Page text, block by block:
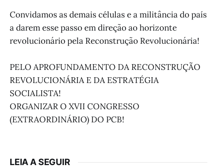
Convidamos as demais células e a militância do país
a darem esse passo em direção ao horizonte
revolucionário pela Reconstrução Revolucionária!
PELO APROFUNDAMENTO DA RECONSTRUÇÃO
REVOLUCIONÁRIA E DA ESTRATÉGIA
SOCIALISTA!
ORGANIZAR O XVII CONGRESSO
(EXTRAORDINÁRIO) DO PCB!
LEIA A SEGUIR